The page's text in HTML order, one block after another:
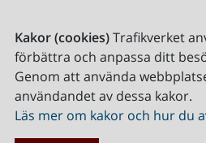
Kakor (cookies)Trafikverket
förbättra och anpassa ditt
Genom att använda
användandet av dessa kakor.
Läs mer om kakor och hur du